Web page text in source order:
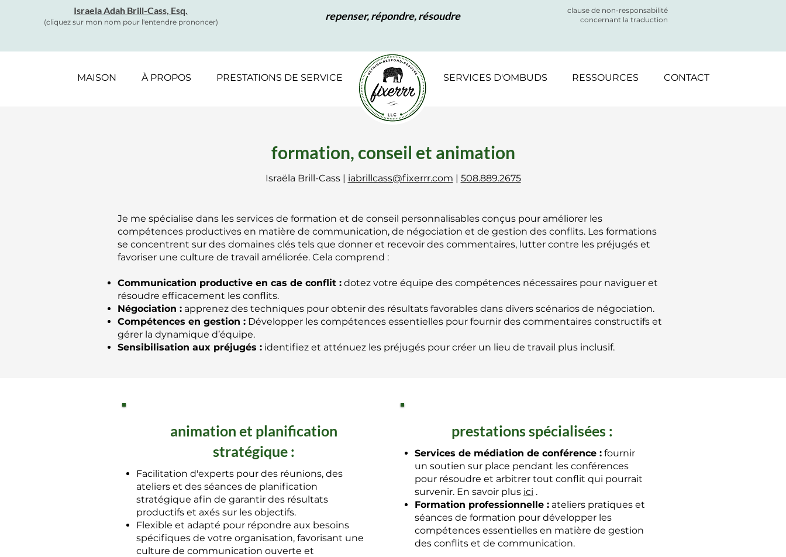
Israela Adah Brill-Cass, Esq.
(cliquez sur mon nom pour l'entendre prononcer) repenser, répondre, résoudre
clause de non-responsabilité
concernant la traduction
MAISON À PROPOS PRESTATIONS DE SERVICE SERVICES D'OMBUDS RESSOURCES CONTACT
formation, conseil et animation
Israëla Brill-Cass | iabrillcass@fixerrr.com | 508.889.2675
Je me spécialise dans les services de formation et de conseil personnalisables conçus pour améliorer les
compétences productives en matière de communication, de négociation et de gestion des conflits. Les formations
se concentrent sur des domaines clés tels que donner et recevoir des commentaires, lutter contre les préjugés et
favoriser une culture de travail améliorée. Cela comprend :
Communication productive en cas de conflit : dotez votre équipe des compétences nécessaires pour naviguer et
résoudre efficacement les conflits.
Négociation : apprenez des techniques pour obtenir des résultats favorables dans divers scénarios de négociation.
Compétences en gestion : Développer les compétences essentielles pour fournir des commentaires constructifs et
gérer la dynamique d’équipe.
Sensibilisation aux préjugés : identifiez et atténuez les préjugés pour créer un lieu de travail plus inclusif.
animation et planification
stratégique :
Facilitation d'experts pour des réunions, des
ateliers et des séances de planification
stratégique afin de garantir des résultats
productifs et axés sur les objectifs.
Flexible et adapté pour répondre aux besoins
spécifiques de votre organisation, favorisant une
culture de communication ouverte et
prestations spécialisées :
Services de médiation de conférence : fournir
un soutien sur place pendant les conférences
pour résoudre et arbitrer tout conflit qui pourrait
survenir. En savoir plus ici .
Formation professionnelle : ateliers pratiques et
séances de formation pour développer les
compétences essentielles en matière de gestion
des conflits et de communication.